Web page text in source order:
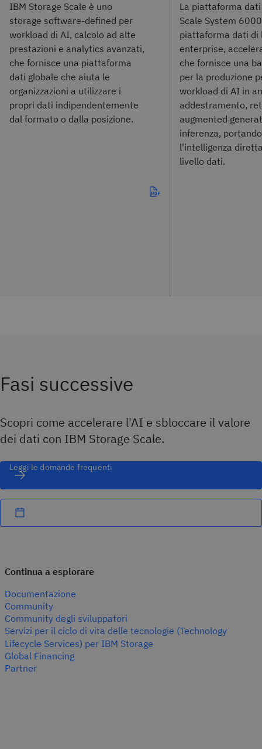
IBM Storage Scale è uno
storage software-defined per
workload di AI, calcolo ad alte
prestazioni e analytics avanzati,
che fornisce una piattaforma
dati globale che aiuta le
organizzazioni a utilizzare i
propri dati indipendentemente
dal formato o dalla posizione.
La piattaforma
Scale System
piattaforma dati di
enterprise,
che fornisce una
per la produzione
workload di AI in
addestramento,
augmented
inferenza, portando
l'intelligenza
livello dati.
Fasi successive
Scopri come accelerare l'AI e sbloccare il valore
dei dati con IBM Storage Scale.
Leggi le domande frequenti
Continua a esplorare
Documentazione
Community
Community degli sviluppatori
Servizi per il ciclo di vita delle tecnologie (Technology
Lifecycle Services) per IBM Storage
Global Financing
Partner